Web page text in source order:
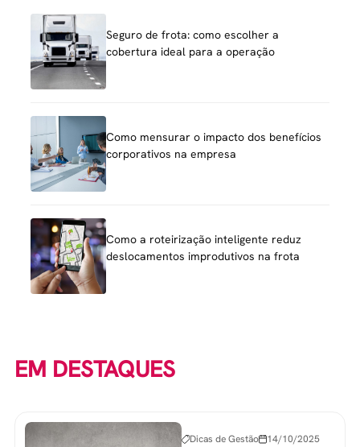
Seguro de frota: como escolher a
cobertura ideal para a operação
Como mensurar o impacto dos benefícios
corporativos na empresa
Como a roteirização inteligente reduz
deslocamentos improdutivos na frota
EM DESTAQUES
Dicas de Gestão 14/10/2025